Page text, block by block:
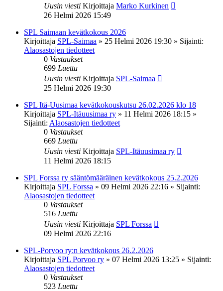
Uusin viesti Kirjoittaja Marko Kurkinen
26 Helmi 2026 15:49
SPL Saimaan kevätkokous 2026
Kirjoittaja SPL-Saimaa » 25 Helmi 2026 19:30 » Sijainti:
Alaosastojen tiedotteet
0 Vastaukset
699 Luettu
Uusin viesti Kirjoittaja SPL-Saimaa
25 Helmi 2026 19:30
SPL Itä-Uusimaa kevätkokouskutsu 26.02.2026 klo 18
Kirjoittaja SPL-Itäuusimaa ry » 11 Helmi 2026 18:15 »
Sijainti: Alaosastojen tiedotteet
0 Vastaukset
669 Luettu
Uusin viesti Kirjoittaja SPL-Itäuusimaa ry
11 Helmi 2026 18:15
SPL Forssa ry sääntömääräinen kevätkokous 25.2.2026
Kirjoittaja SPL Forssa » 09 Helmi 2026 22:16 » Sijainti:
Alaosastojen tiedotteet
0 Vastaukset
516 Luettu
Uusin viesti Kirjoittaja SPL Forssa
09 Helmi 2026 22:16
SPL-Porvoo ry:n kevätkokous 26.2.2026
Kirjoittaja SPL Porvoo ry » 07 Helmi 2026 13:25 » Sijainti:
Alaosastojen tiedotteet
0 Vastaukset
523 Luettu